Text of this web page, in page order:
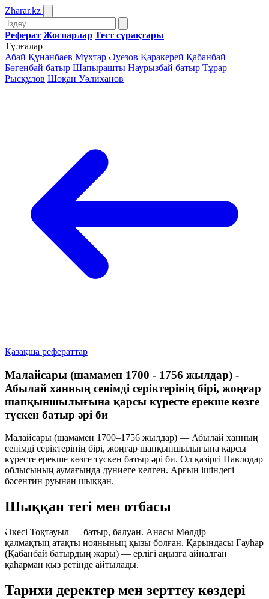
Zharar.kz
Реферат Жоспарлар Тест сұрақтары
Тұлғалар
Абай Құнанбаев Мұхтар Әуезов Қаракерей Қабанбай
Бөгенбай батыр Шапырашты Наурызбай батыр Тұрар
Рысқұлов Шоқан Уәлиханов
Қазақша рефераттар
Малайсары (шамамен 1700 - 1756 жылдар) -
Абылай ханның сенімді серіктерінің бірі, жоңғар
шапқыншылығына қарсы күресте ерекше көзге
түскен батыр әрі би
Малайсары (шамамен 1700–1756 жылдар) — Абылай ханның
сенімді серіктерінің бірі, жоңғар шапқыншылығына қарсы
күресте ерекше көзге түскен батыр әрі би. Ол қазіргі Павлодар
облысының аумағында дүниеге келген. Арғын ішіндегі
бәсентин руынан шыққан.
Шыққан тегі мен отбасы
Әкесі Тоқтауыл — батыр, балуан. Анасы Мөлдір —
қалмақтың атақты ноянының қызы болған. Қарындасы Гауһар
(Қабанбай батырдың жары) — ерлігі аңызға айналған
қаһарман қыз ретінде айтылады.
Тарихи деректер мен зерттеу көздері